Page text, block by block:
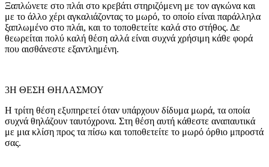
Ξαπλώνετε στο πλάι στο κρεβάτι στηριζόμενη με τον αγκώνα και
με το άλλο χέρι αγκαλιάζοντας το μωρό, το οποίο είναι παράλληλα
ξαπλωμένο στο πλάι, και το τοποθετείτε καλά στο στήθος. Δε
θεωρείται πολύ καλή θέση αλλά είναι συχνά χρήσιμη κάθε φορά
που αισθάνεστε εξαντλημένη.
3Η ΘΕΣΗ ΘΗΛΑΣΜΟΥ
Η τρίτη θέση εξυπηρετεί όταν υπάρχουν δίδυμα μωρά, τα οποία
συχνά θηλάζουν ταυτόχρονα. Στη θέση αυτή κάθεστε αναπαυτικά
με μια κλίση προς τα πίσω και τοποθετείτε το μωρό όρθιο μπροστά
σας.